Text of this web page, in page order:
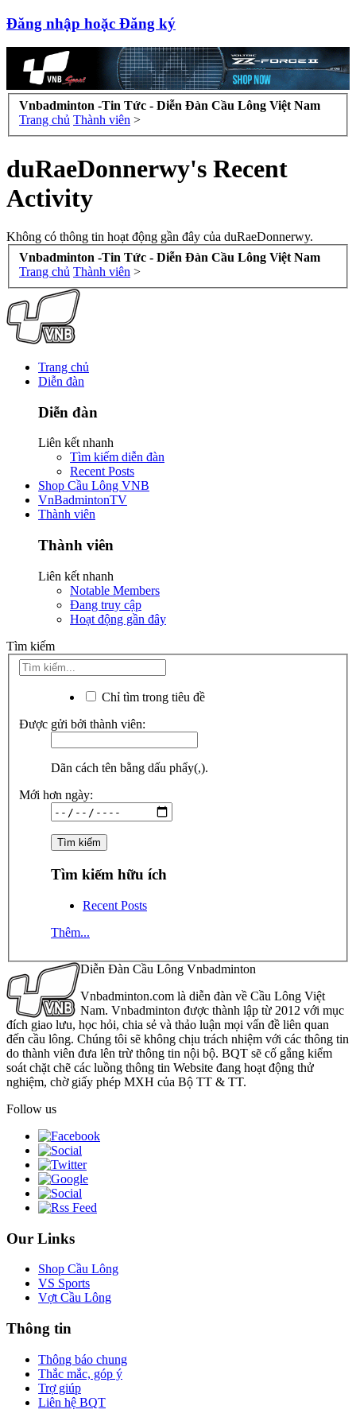
Đăng nhập hoặc Đăng ký
Vnbadminton -Tin Tức - Diễn Đàn Cầu Lông Việt Nam
Trang chủ Thành viên >
duRaeDonnerwy's Recent
Activity
Không có thông tin hoạt động gần đây của duRaeDonnerwy.
Vnbadminton -Tin Tức - Diễn Đàn Cầu Lông Việt Nam
Trang chủ Thành viên >
Trang chủ
Diễn đàn
Diễn đàn
Liên kết nhanh
Tìm kiếm diễn đàn
Recent Posts
Shop Cầu Lông VNB
VnBadmintonTV
Thành viên
Thành viên
Liên kết nhanh
Notable Members
Đang truy cập
Hoạt động gần đây
Tìm kiếm
Chỉ tìm trong tiêu đề
Được gửi bởi thành viên:
Dãn cách tên bằng dấu phẩy(,).
Mới hơn ngày:
Tìm kiếm hữu ích
Recent Posts
Thêm...
Diễn Đàn Cầu Lông Vnbadminton
Vnbadminton.com là diễn đàn về Cầu Lông Việt
Nam. Vnbadminton được thành lập từ 2012 với mục
đích giao lưu, học hỏi, chia sẻ và thảo luận mọi vấn đề liên quan
đến cầu lông. Chúng tôi sẽ không chịu trách nhiệm với các thông tin
do thành viên đưa lên trừ thông tin nội bộ. BQT sẽ cố gắng kiểm
soát chặt chẽ các luồng thông tin Website đang hoạt động thử
nghiệm, chờ giấy phép MXH của Bộ TT & TT.
Follow us
Our Links
Shop Cầu Lông
VS Sports
Vợt Cầu Lông
Thông tin
Thông báo chung
Thắc mắc, góp ý
Trợ giúp
Liên hệ BQT